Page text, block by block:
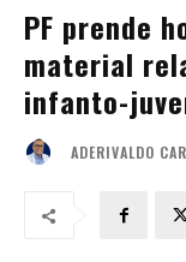
PF prende
material
infanto-
ADERIVALDO